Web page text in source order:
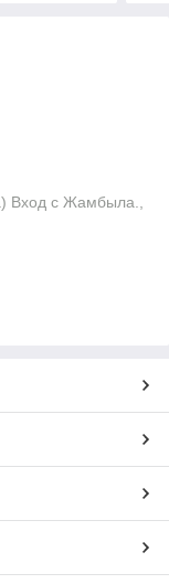
Вход с Жамбыла.,